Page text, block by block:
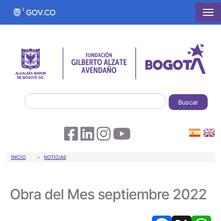
Pasar al contenido principal
Buscar
Sobrescribir enlaces de ayuda a la
INICIO NOTICIAS
Obra del Mes septiembre 2022